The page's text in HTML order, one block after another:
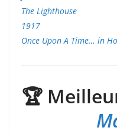
The Lighthouse
1917
Once Upon A Time… in
🏆